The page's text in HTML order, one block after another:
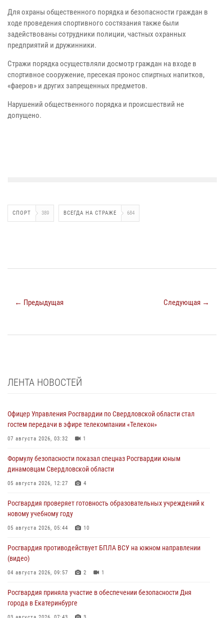
Для охраны общественного порядка и безопасности граждан в
ходе проведения спортивного состязания также были
задействованы сотрудники полиции, частных охранных
предприятий и дружинники.
Стражи порядка осуществляли досмотр граждан на входе в
спортивное сооружение, пресекая пронос спиртных напитков,
«фаеров» и других запрещенных предметов.
Нарушений общественного порядка и происшествий не
допущено.
СПОРТ 389 ВСЕГДА НА СТРАЖЕ 684
← Предыдущая Следующая →
ЛЕНТА НОВОСТЕЙ
Офицер Управления Росгвардии по Свердловской области стал
гостем передачи в эфире телекомпании «Телекон»
07 августа 2026, 03:32 1
Формулу безопасности показал спецназ Росгвардии юным
динамовцам Свердловской области
05 августа 2026, 12:27 4
Росгвардия проверяет готовность образовательных учреждений к
новому учебному году
05 августа 2026, 05:44 10
Росгвардия противодействует БПЛА ВСУ на южном направлении
(видео)
04 августа 2026, 09:57 2 1
Росгвардия приняла участие в обеспечении безопасности Дня
города в Екатеринбурге